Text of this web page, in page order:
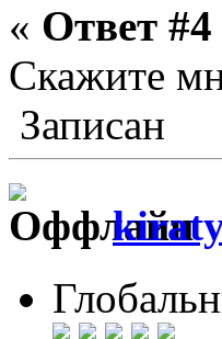
« Ответ #4
Скажите
Записан